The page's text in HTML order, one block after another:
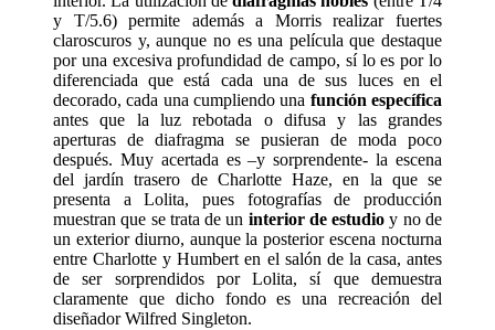
y T/5.6) permite además a Morris realizar fuertes
claroscuros y, aunque no es una película que destaque
por una excesiva profundidad de campo, sí lo es por lo
diferenciada que está cada una de sus luces en el
decorado, cada una cumpliendo una función específica
antes que la luz rebotada o difusa y las grandes
aperturas de diafragma se pusieran de moda poco
después. Muy acertada es –y sorprendente- la escena
del jardín trasero de Charlotte Haze, en la que se
presenta a Lolita, pues fotografías de producción
muestran que se trata de un interior de estudio y no de
un exterior diurno, aunque la posterior escena nocturna
entre Charlotte y Humbert en el salón de la casa, antes
de ser sorprendidos por Lolita, sí que demuestra
claramente que dicho fondo es una recreación del
diseñador Wilfred Singleton.